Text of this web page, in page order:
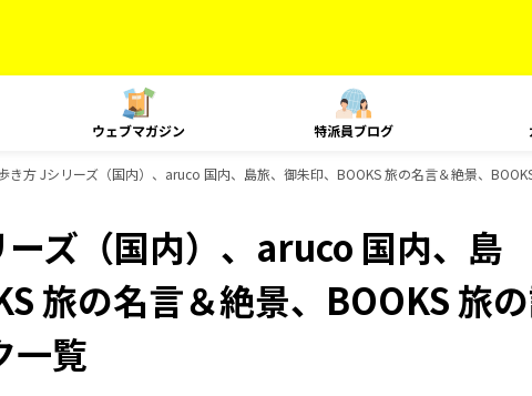
ウェブマガジン 特派員ブログ
き方 Jシリーズ（国内）、aruco 国内、島旅、御朱印、BOOKS 旅の名言＆絶景、
ズ（国内）、aruco 国内、島
旅の名言＆絶景、BOOKS 旅
一覧